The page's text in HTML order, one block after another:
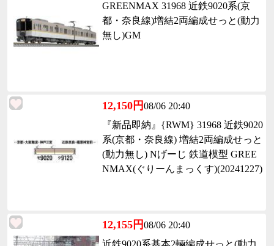
GREENMAX 31968 近鉄9020系(京
都・奈良線)増結2両編成せっと(動力
無し)GM
12,150円08/06 20:40
『新品即納』{RWM} 31968 近鉄9020
系(京都・奈良線) 増結2両編成せっと
(動力無し) Nげーじ 鉄道模型 GREE
NMAX(ぐりーんまっくす)(20241227)
12,155円08/06 20:40
近鉄9020系基本2輛編成せっと(動力